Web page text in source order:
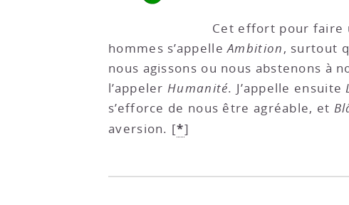
Cet effort pour faire
hommes s’appelleAmbition, surtout
nous agissons ou nous abstenons à
l’appelerHumanité. J’appelle ensuite
s’efforce de nous être agréable, et
aversion. [*]